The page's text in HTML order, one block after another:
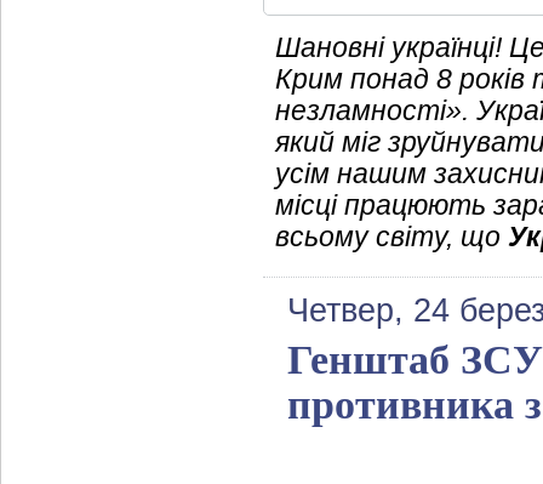
Шановні українці!
Крим понад 8 років
незламності».
який міг
усім нашим
місці працюють
всьому світу, що
Четвер, 24
Генштаб ЗСУ
противника